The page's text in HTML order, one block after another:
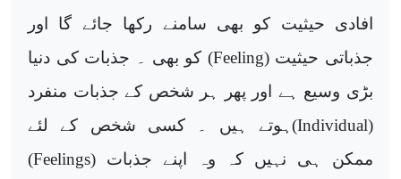
افادی حیثیت کو بھی سامنے رکھا جائے گا اور
جذباتی حیثیت (Feeling) کو بھی ۔ جذبات کی دنیا
بڑی وسیع ہے اور پھر ہر شخص کے جذبات منفرد
(
Individual)ہوتے ہیں ۔ کسی شخص کے لئے
ممکن ہی نہیں کہ وہ اپنے جذبات (Feelings
)